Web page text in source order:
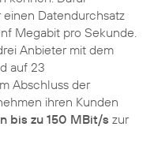
Datendurchsatz
Megabit pro Sekunde.
Anbieter mit dem
auf 23
Abschluss der
ihren Kunden
bis zu 150 MBit/s zur